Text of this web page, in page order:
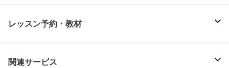
レッスン予約・教材
関連サービス